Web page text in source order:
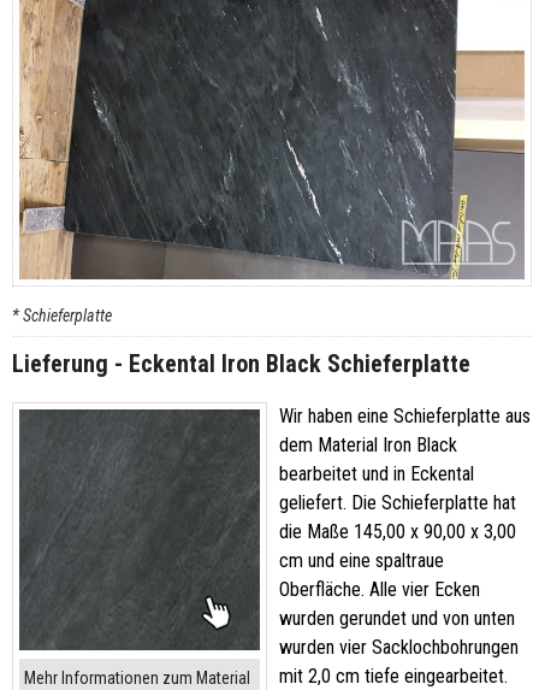
* Schieferplatte
Lieferung - Eckental Iron Black Schieferplatte
Mehr Informationen zum Material
Wir haben eine Schieferplatte aus
dem Material Iron Black
bearbeitet und in Eckental
geliefert. Die Schieferplatte hat
die Maße 145,00 x 90,00 x 3,00
cm und eine spaltraue
Oberfläche. Alle vier Ecken
wurden gerundet und von unten
wurden vier Sacklochbohrungen
mit 2,0 cm tiefe eingearbeitet.